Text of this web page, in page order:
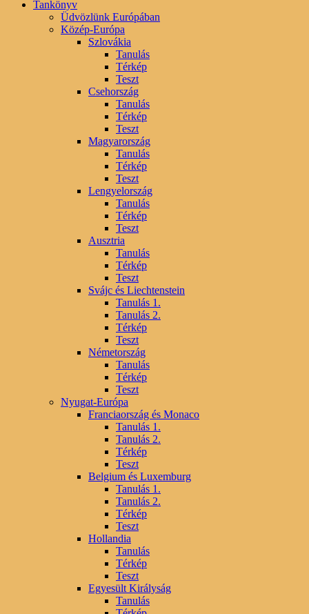
Tankönyv
Üdvözlünk Európában
Közép-Európa
Szlovákia
Tanulás
Térkép
Teszt
Csehország
Tanulás
Térkép
Teszt
Magyarország
Tanulás
Térkép
Teszt
Lengyelország
Tanulás
Térkép
Teszt
Ausztria
Tanulás
Térkép
Teszt
Svájc és Liechtenstein
Tanulás 1.
Tanulás 2.
Térkép
Teszt
Németország
Tanulás
Térkép
Teszt
Nyugat-Európa
Franciaország és Monaco
Tanulás 1.
Tanulás 2.
Térkép
Teszt
Belgium és Luxemburg
Tanulás 1.
Tanulás 2.
Térkép
Teszt
Hollandia
Tanulás
Térkép
Teszt
Egyesült Királyság
Tanulás